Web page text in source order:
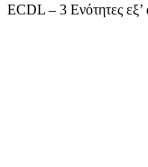
ECDL – 3 Ενότητες